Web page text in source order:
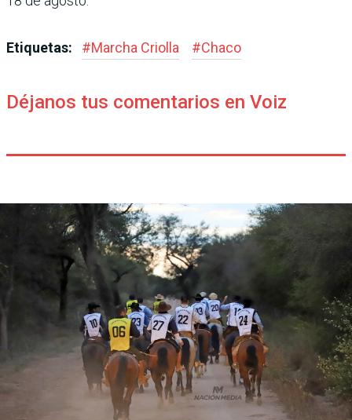
Etiquetas: #Marcha Criolla #Chaco
Déjanos tus comentarios en Voiz